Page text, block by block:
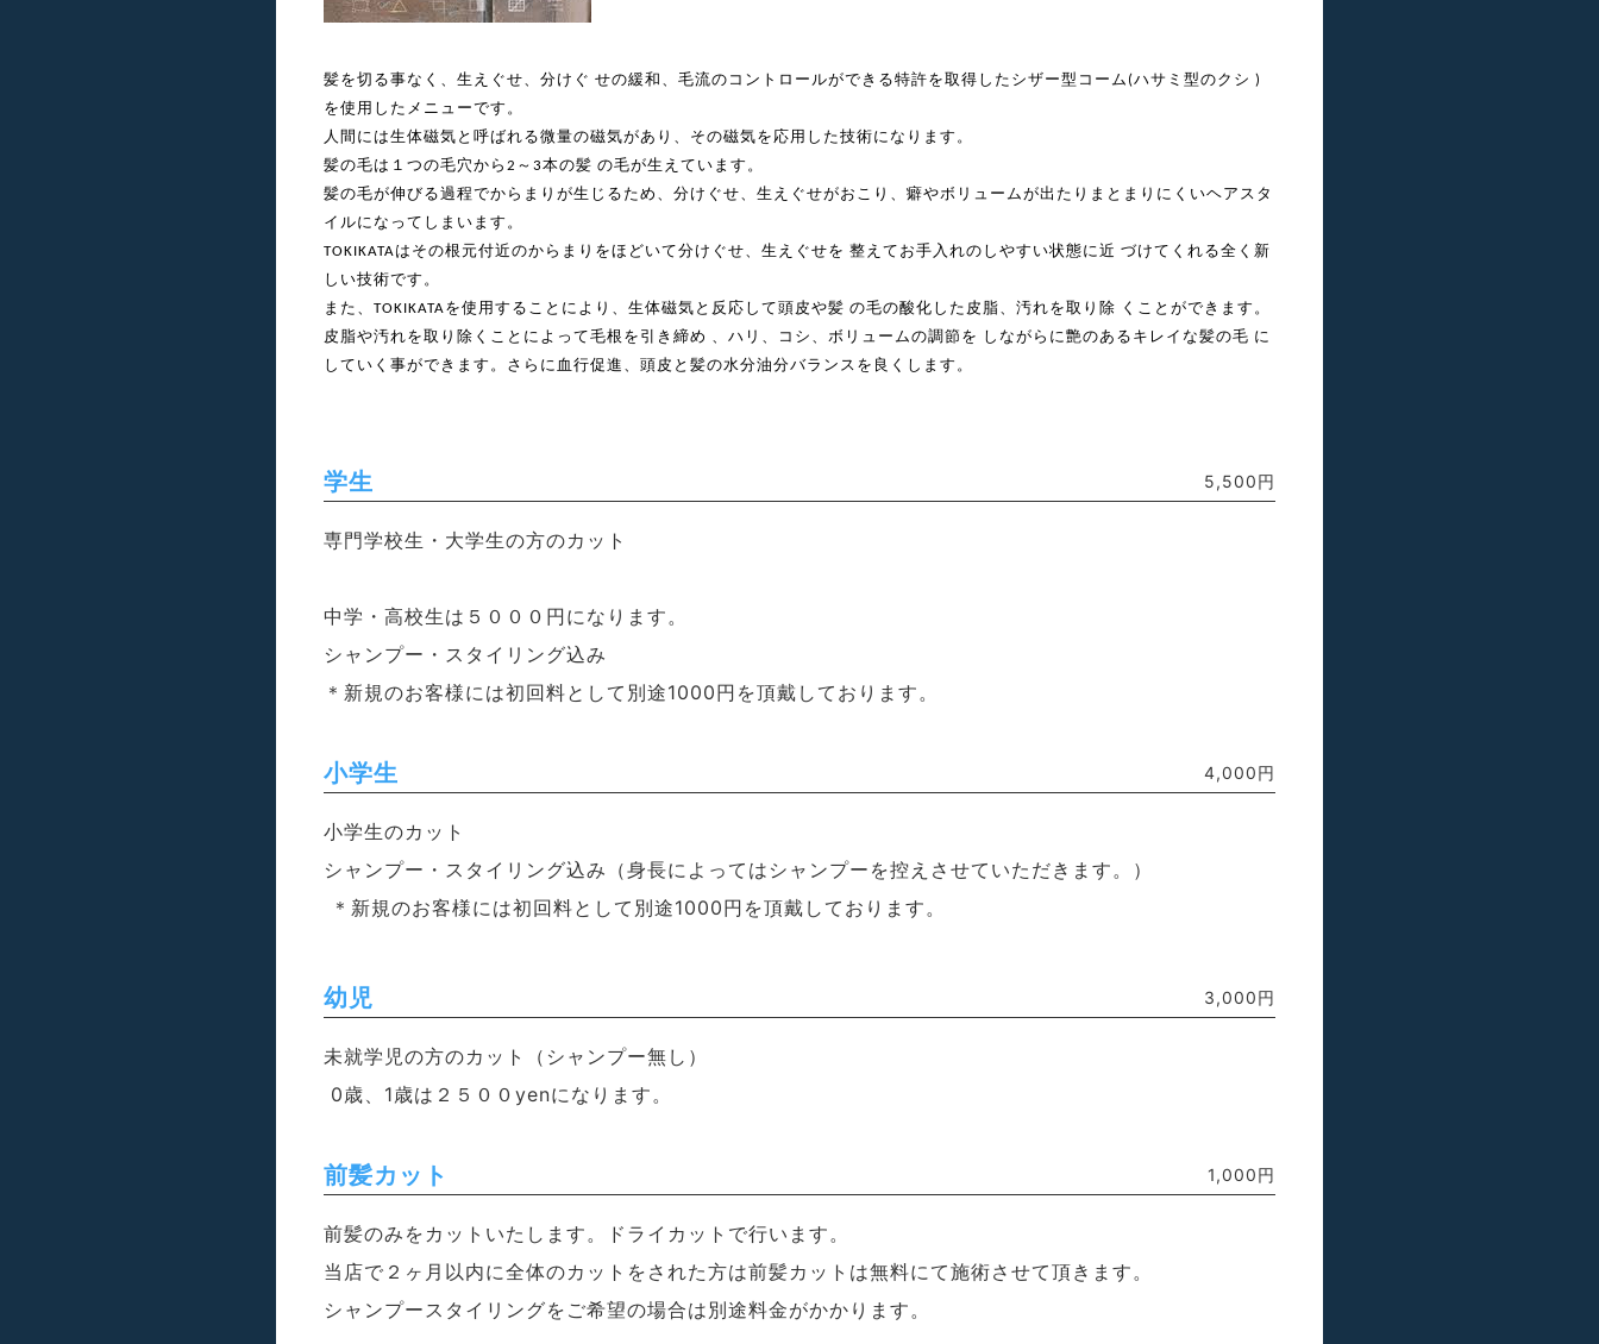
髪を切る事なく、生えぐせ、分けぐ せの緩和、毛流のコントロールができる特許を取得したシザー型コーム (ハサミ型のクシ )
を使用したメニューです。
人間には生体磁気と呼ばれる微量の磁気があり、その磁気を応用した技術になります。
髪の毛は１つの毛穴から 2 ～ 3本の髪 の毛が生えています。
髪の毛が伸びる過程でからまりが生じるため、分けぐせ、生えぐせがおこり、癖やボリュームが出たりまとまりにくいヘアスタ
イルになってしまいます。
TOKIKATAはその根元付近のからまりをほどいて分けぐせ、生えぐせを 整えてお手入れのしやすい状態に近 づけてくれる全く新
しい技術です。
また、 TOKIKATAを使用することにより、生体磁気と反応して頭皮や髪 の毛の酸化した皮脂、汚れを取り除 くことができます。
皮脂や汚れを取り除くことによって毛根を引き締め 、ハリ、コシ、ボリュームの調節を しながらに艶のあるキレイな髪の毛 に
していく事ができます。さらに血行促進、頭皮と髪の水分油分バランスを良くします。
学生 5,500円
専門学校生・大学生の方のカット
中学・高校生は５０００円になります。
シャンプー・スタイリング込み
＊新規のお客様には初回料として別途1000円を頂戴しております。
小学生 4,000円
小学生のカット
シャンプー・スタイリング込み（身長によってはシャンプーを控えさせていただきます。）
＊新規のお客様には初回料として別途1000円を頂戴しております。
幼児 3,000円
未就学児の方のカット（シャンプー無し）
0歳、1歳は２５００yenになります。
前髪カット 1,000円
前髪のみをカットいたします。ドライカットで行います。
当店で２ヶ月以内に全体のカットをされた方は前髪カットは無料にて施術させて頂きます。
シャンプースタイリングをご希望の場合は別途料金がかかります。